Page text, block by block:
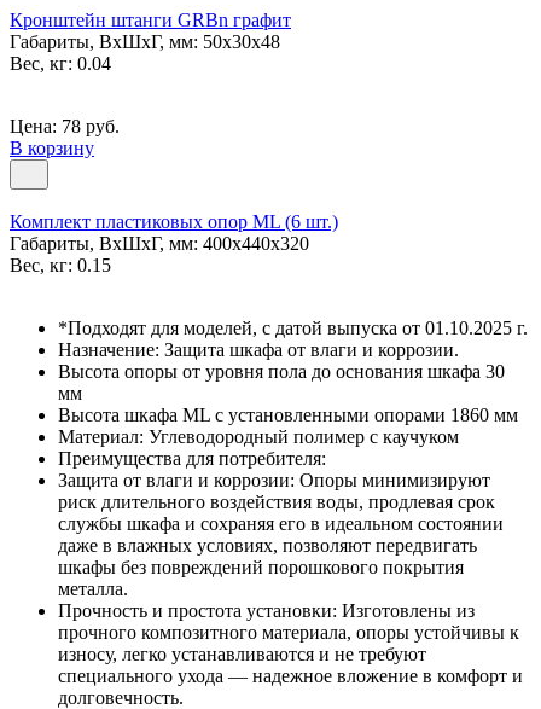
Кронштейн штанги GRBn графит
Габариты, ВxШxГ, мм: 50x30x48
Вес, кг: 0.04
Цена: 78 руб.
В корзину
Комплект пластиковых опор ML (6 шт.)
Габариты, ВxШxГ, мм: 400x440x320
Вес, кг: 0.15
*Подходят для моделей, с датой выпуска от 01.10.2025 г.
Назначение: Защита шкафа от влаги и коррозии.
Высота опоры от уровня пола до основания шкафа 30
мм
Высота шкафа ML с установленными опорами 1860 мм
Материал: Углеводородный полимер с каучуком
Преимущества для потребителя:
Защита от влаги и коррозии: Опоры минимизируют
риск длительного воздействия воды, продлевая срок
службы шкафа и сохраняя его в идеальном состоянии
даже в влажных условиях, позволяют передвигать
шкафы без повреждений порошкового покрытия
металла.
Прочность и простота установки: Изготовлены из
прочного композитного материала, опоры устойчивы к
износу, легко устанавливаются и не требуют
специального ухода — надежное вложение в комфорт и
долговечность.